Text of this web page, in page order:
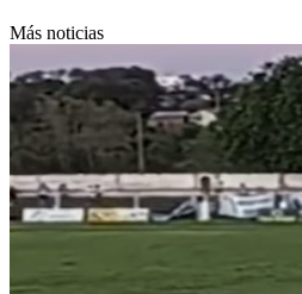
Más noticias